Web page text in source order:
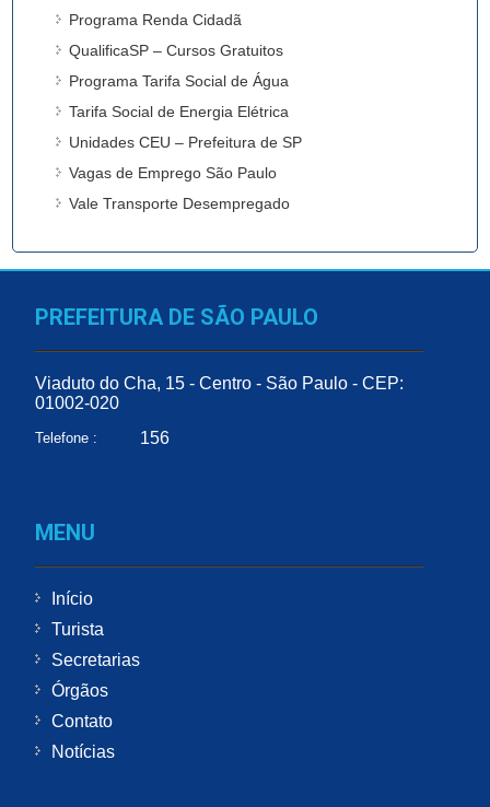
Programa Renda Cidadã
QualificaSP – Cursos Gratuitos
Programa Tarifa Social de Água
Tarifa Social de Energia Elétrica
Unidades CEU – Prefeitura de SP
Vagas de Emprego São Paulo
Vale Transporte Desempregado
PREFEITURA DE SÃO PAULO
Viaduto do Cha, 15 - Centro - São Paulo - CEP:
01002-020
Telefone : 156
MENU
Início
Turista
Secretarias
Órgãos
Contato
Notícias